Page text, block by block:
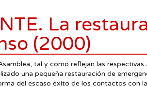
La
(2000)
tal y como reflejan las
una pequeña restauración de
del escaso éxito de los contactos con